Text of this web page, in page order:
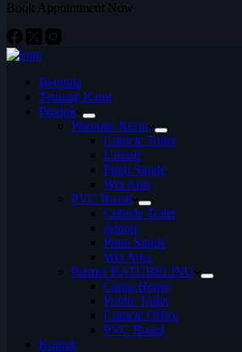
Book Appointment Now
Beranda
Tentang Kami
Produk
Phenolic Resin
Cubicle Toilet
Urinoir
Pintu Single
Wet Area
PVC Board
Cubicle Toilet
urinoir
Pintu Single
Wet Area
Partner BATUBELING
Camp House
Public Toilet
Cubicle Office
PVC Board
Kontak